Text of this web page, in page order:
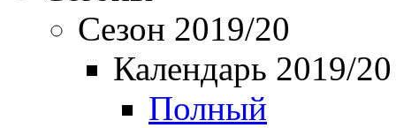
Сезон 2019/20
Календарь 2019/20
Полный